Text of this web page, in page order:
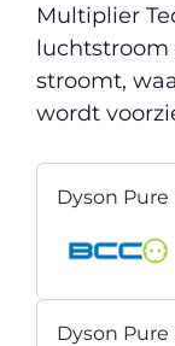
Multiplier
luchtstroom
stroomt,
wordt
Dyson
Dyson